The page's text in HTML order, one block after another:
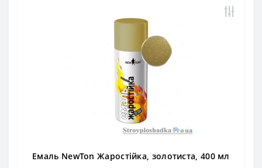
Емаль NewTon Жаростійка, золотиста, 400 мл